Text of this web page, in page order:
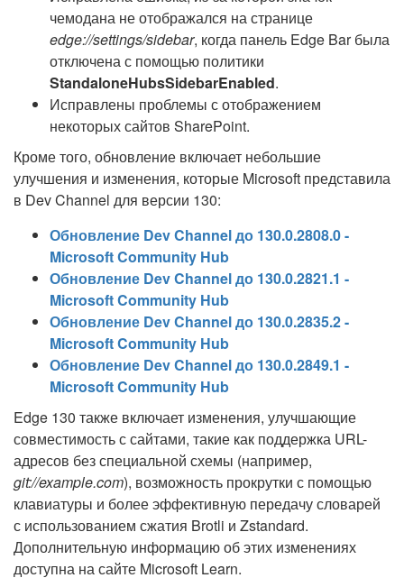
чемодана не отображался на странице
edge://settings/sidebar, когда панель Edge Bar была
отключена с помощью политики
StandaloneHubsSidebarEnabled.
Исправлены проблемы с отображением
некоторых сайтов SharePoint.
Кроме того, обновление включает небольшие
улучшения и изменения, которые Microsoft представила
в Dev Channel для версии 130:
Обновление Dev Channel до 130.0.2808.0 -
Microsoft Community Hub
Обновление Dev Channel до 130.0.2821.1 -
Microsoft Community Hub
Обновление Dev Channel до 130.0.2835.2 -
Microsoft Community Hub
Обновление Dev Channel до 130.0.2849.1 -
Microsoft Community Hub
Edge 130 также включает изменения, улучшающие
совместимость с сайтами, такие как поддержка URL-
адресов без специальной схемы (например,
git://example.com), возможность прокрутки с помощью
клавиатуры и более эффективную передачу словарей
с использованием сжатия Brotli и Zstandard.
Дополнительную информацию об этих изменениях
доступна на сайте Microsoft Learn.